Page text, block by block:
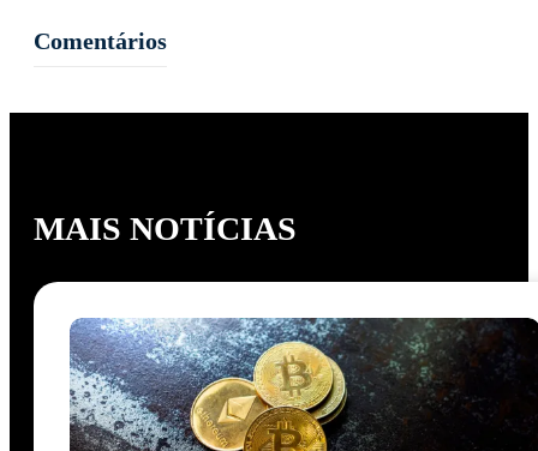
Comentários
MAIS NOTÍCIAS